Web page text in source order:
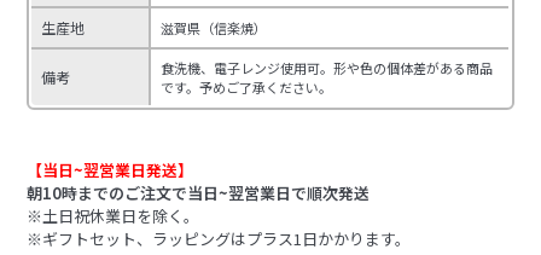
生産地 滋賀県（信楽焼）
備考
食洗機、電子レンジ使用可。形や色の個体差がある商品
です。予めご了承ください。
【当日~翌営業日発送】
朝10時までのご注文で当日~翌営業日で順次発送
※土日祝休業日を除く。
※ギフトセット、ラッピングはプラス1日かかります。